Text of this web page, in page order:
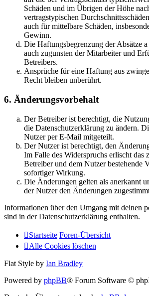
Schäden und im Übrigen der Höhe
vertragstypischen
auch für mittelbare Schäden,
Gewinn.
Die Haftungsbegrenzung der Absätze
auch zugunsten der Mitarbeiter und
Betreibers.
Ansprüche für eine Haftung aus
Recht bleiben unberührt.
6. Änderungsvorbehalt
Der Betreiber ist berechtigt, die
die Datenschutzerklärung zu ändern.
Nutzer per E-Mail mitgeteilt.
Der Nutzer ist berechtigt, den
Im Falle des Widerspruchs erlischt das
Betreiber und dem Nutzer bestehende
sofortiger Wirkung.
Die Änderungen gelten als anerkannt
der Nutzer den Änderungen
Informationen über den Umgang mit deinen
sind in der Datenschutzerklärung enthalten.
Startseite Foren-Übersicht
Alle Cookies löschen
Flat Style by Ian Bradley
Powered by phpBB® Forum Software ©